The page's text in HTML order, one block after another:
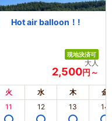
Hot air balloon！!
現地決済可
大人
2,500円～
火 水 木 金
11 12 13 14